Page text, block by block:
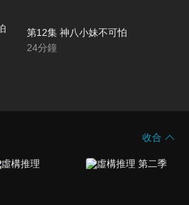
第12集 神八小妹不可怕
24分鐘
收合